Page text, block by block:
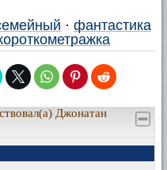
· фантастика
Джонатан